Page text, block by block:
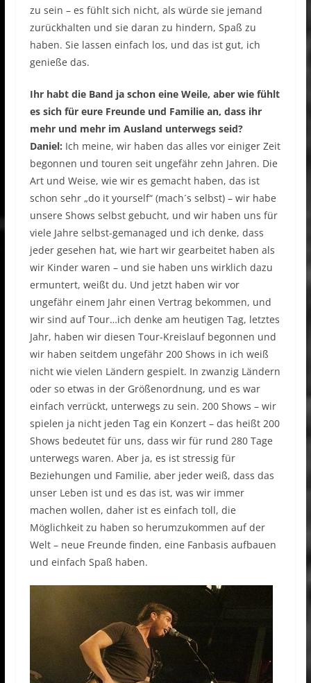
zu sein – es fühlt sich nicht, als würde sie jemand
zurückhalten und sie daran zu hindern, Spaß zu
haben. Sie lassen einfach los, und das ist gut, ich
genieße das.
Ihr habt die Band ja schon eine Weile, aber wie fühlt
es sich für eure Freunde und Familie an, dass ihr
mehr und mehr im Ausland unterwegs seid?
Daniel: Ich meine, wir haben das alles vor einiger Zeit
begonnen und touren seit ungefähr zehn Jahren. Die
Art und Weise, wie wir es gemacht haben, das ist
schon sehr „do it yourself“ (mach´s selbst) – wir habe
unsere Shows selbst gebucht, und wir haben uns für
viele Jahre selbst-gemanaged und ich denke, dass
jeder gesehen hat, wie hart wir gearbeitet haben als
wir Kinder waren – und sie haben uns wirklich dazu
ermuntert, weißt du. Und jetzt haben wir vor
ungefähr einem Jahr einen Vertrag bekommen, und
wir sind auf Tour…ich denke am heutigen Tag, letztes
Jahr, haben wir diesen Tour-Kreislauf begonnen und
wir haben seitdem ungefähr 200 Shows in ich weiß
nicht wie vielen Ländern gespielt. In zwanzig Ländern
oder so etwas in der Größenordnung, und es war
einfach verrückt, unterwegs zu sein. 200 Shows – wir
spielen ja nicht jeden Tag ein Konzert – das heißt 200
Shows bedeutet für uns, dass wir für rund 280 Tage
unterwegs waren. Aber ja, es ist stressig für
Beziehungen und Familie, aber jeder weiß, dass das
unser Leben ist und es das ist, was wir immer
machen wollen, daher ist es einfach toll, die
Möglichkeit zu haben so herumzukommen auf der
Welt – neue Freunde finden, eine Fanbasis aufbauen
und einfach Spaß haben.